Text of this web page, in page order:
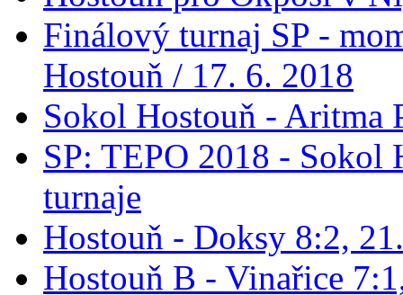
Finálový turnaj SP -
Hostouň / 17. 6. 2018
Sokol Hostouň - Aritma
SP: TEPO 2018 - Sokol
turnaje
Hostouň - Doksy 8:2,
Hostouň B - Vinařice